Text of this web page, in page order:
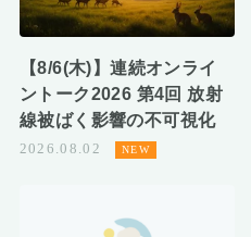
【8/6(木)】連続オンライ
ントーク2026 第4回 放射
線被ばく影響の不可視化
2026.08.02